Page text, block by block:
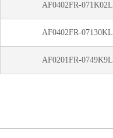
AF0402FR-071K02L
AF0402FR-07130KL
AF0201FR-0749K9L